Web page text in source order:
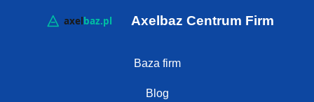
Axelbaz Centrum Firm
Baza firm
Blog